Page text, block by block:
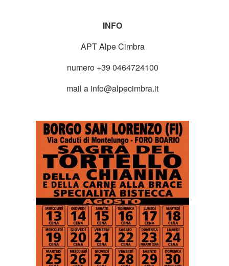
INFO
APT Alpe Cimbra
numero +39 0464724100
mail a info@alpecimbra.it